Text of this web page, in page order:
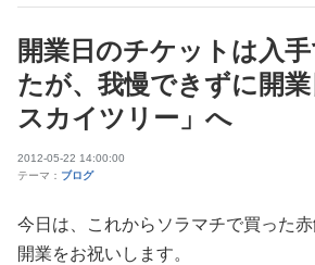
開業日のチケットは入
たが、我慢できずに開
スカイツリー」へ
2012-05-22 14:00:00
テーマ： ブログ
今日は、これからソラマチで買った
開業をお祝いします。